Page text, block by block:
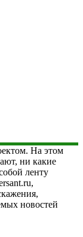
На этом
ни какие
ленту
новостей